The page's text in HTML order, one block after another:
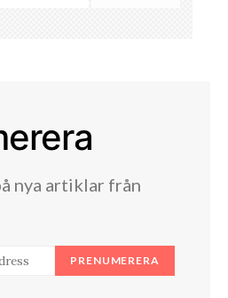
nya artiklar från
PRENUMERERA